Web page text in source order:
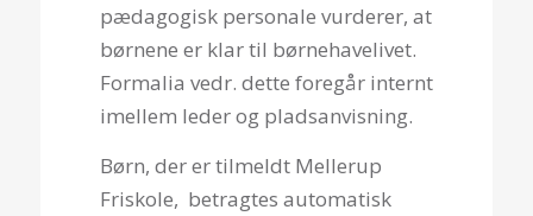
pædagogisk personale vurderer, at
børnene er klar til børnehavelivet.
Formalia vedr. dette foregår internt
imellem leder og pladsanvisning.
Børn, der er tilmeldt Mellerup
Friskole, betragtes automatisk